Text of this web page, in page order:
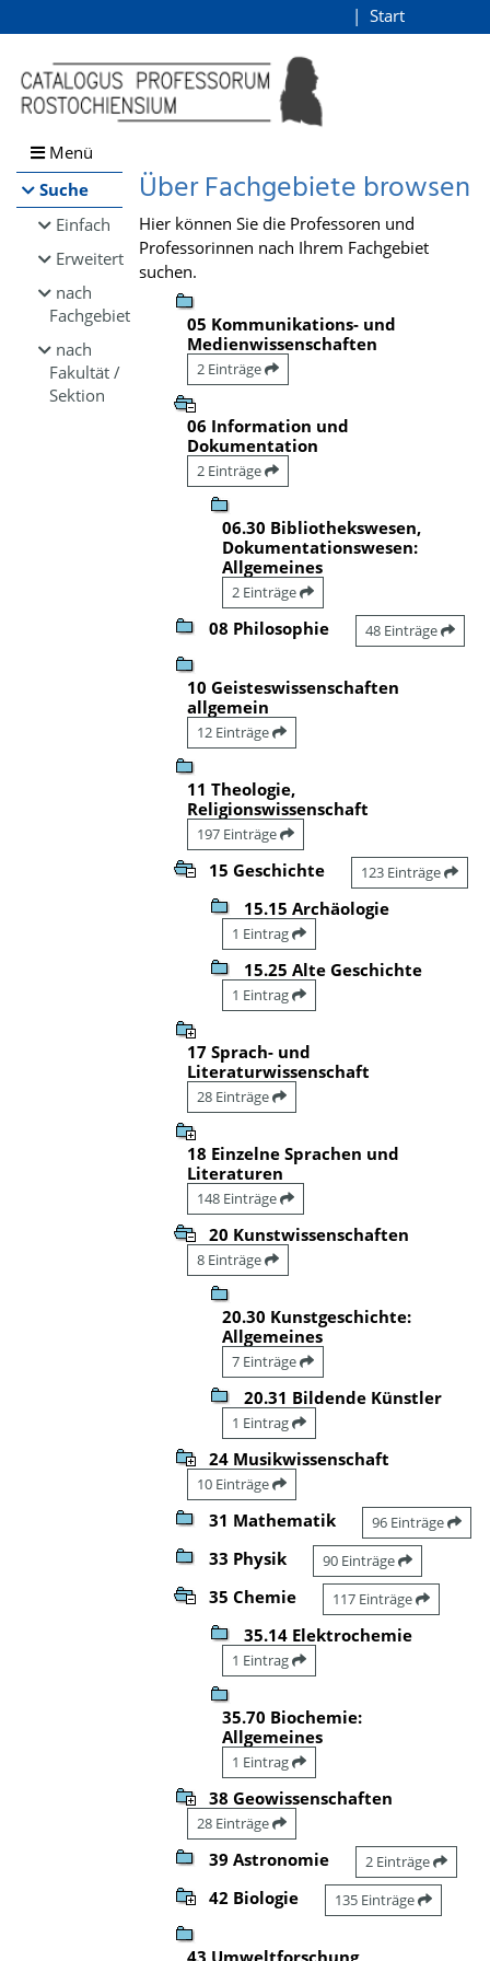
Browsen
direkt zum Inhalt
Start
Menü
Suche
Einfach
Erweitert
nach
Fachgebiet
nach
Fakultät /
Sektion
Über Fachgebiete browsen
Hier können Sie die Professoren und
Professorinnen nach Ihrem Fachgebiet
suchen.
05 Kommunikations- und
Medienwissenschaften
2 Einträge
06 Information und
Dokumentation
2 Einträge
06.30 Bibliothekswesen,
Dokumentationswesen:
Allgemeines
2 Einträge
08 Philosophie 48 Einträge
10 Geisteswissenschaften
allgemein
12 Einträge
11 Theologie,
Religionswissenschaft
197 Einträge
15 Geschichte 123 Einträge
15.15 Archäologie
1 Eintrag
15.25 Alte Geschichte
1 Eintrag
17 Sprach- und
Literaturwissenschaft
28 Einträge
18 Einzelne Sprachen und
Literaturen
148 Einträge
20 Kunstwissenschaften
8 Einträge
20.30 Kunstgeschichte:
Allgemeines
7 Einträge
20.31 Bildende Künstler
1 Eintrag
24 Musikwissenschaft
10 Einträge
31 Mathematik 96 Einträge
33 Physik 90 Einträge
35 Chemie 117 Einträge
35.14 Elektrochemie
1 Eintrag
35.70 Biochemie:
Allgemeines
1 Eintrag
38 Geowissenschaften
28 Einträge
39 Astronomie 2 Einträge
42 Biologie 135 Einträge
43 Umweltforschung,